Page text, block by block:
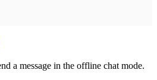
a message in the offline chat mode.